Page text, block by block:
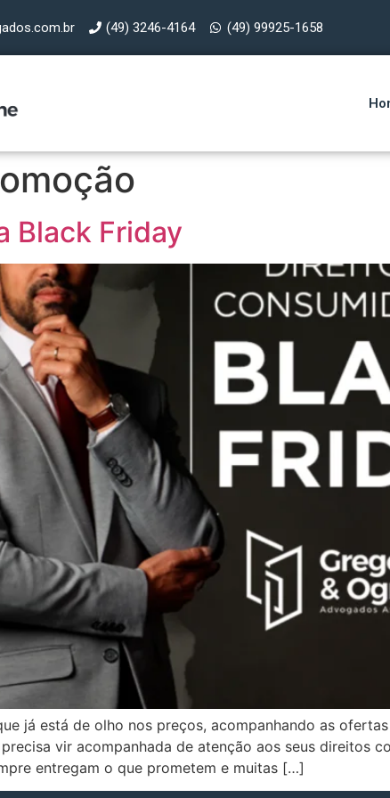
(49) 3246-4164 (49) 99925-1658
Black Friday
já está de olho nos preços, acompanhando as
vir acompanhada de atenção aos seus direitos
entregam o que prometem e muitas […]